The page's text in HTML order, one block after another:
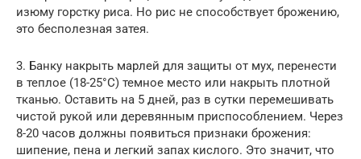
изюму горстку риса. Но рис не способствует брожению,
это бесполезная затея.
3. Банку накрыть марлей для защиты от мух, перенести
в теплое (18-25°C) темное место или накрыть плотной
тканью. Оставить на 5 дней, раз в сутки перемешивать
чистой рукой или деревянным приспособлением. Через
8-20 часов должны появиться признаки брожения:
шипение, пена и легкий запах кислого. Это значит, что